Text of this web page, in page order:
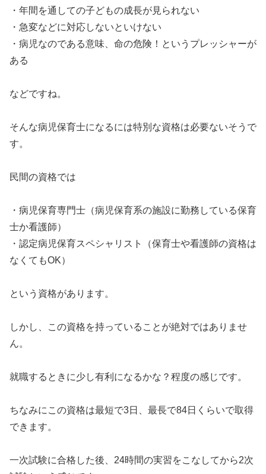
・年間を通しての子どもの成長が見られない
・急変などに対応しないといけない
・病児なのである意味、命の危険！というプレッシャーが
ある
などですね。
そんな病児保育士になるには特別な資格は必要ないそうで
す。
民間の資格では
・病児保育専門士（病児保育系の施設に勤務している保育
士か看護師）
・認定病児保育スペシャリスト（保育士や看護師の資格は
なくてもOK）
という資格があります。
しかし、この資格を持っていることが絶対ではありませ
ん。
就職するときに少し有利になるかな？程度の感じです。
ちなみにこの資格は最短で3日、最長で84日くらいで取得
できます。
一次試験に合格した後、24時間の実習をこなしてから2次